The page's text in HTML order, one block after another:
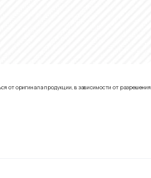
от оригинала продукции, в зависимости от разрешения